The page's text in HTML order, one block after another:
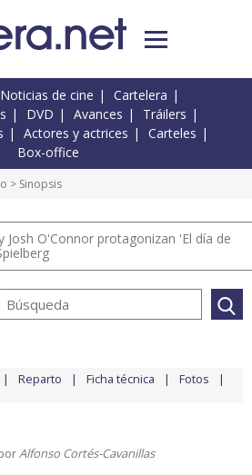
Noticias de cine
Cartelera
DVD Avances
Tráilers
Actores y actrices
Carteles
Box-office
> Sinopsis
Josh O'Connor protagonizan 'El día de
Reparto Ficha técnica Fotos
Alfonso Cortés-Cavanillas